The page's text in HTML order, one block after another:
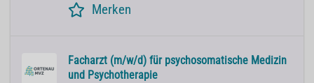
Merken
Facharzt (m/w/d) für psychosomatische Medizin
und Psychotherapie